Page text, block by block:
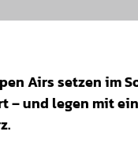
Airs setzen im
– und legen mit